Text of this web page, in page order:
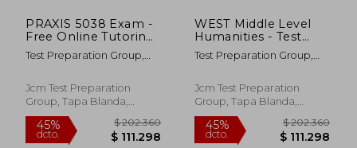
45%
dcto.
$ 237.748
$ 130.761
45%
dcto. $
PRAXIS 5038 Exam -
Free Online Tutoring
- The latest strategies
to pass your exam.
Test Preparation Group,
Jcm Test Preparation
Group, Tapa Blanda,
Nuevo
WEST Middle Level
Humanities - Test
Taking Strategies:
WEST-E 043 Exam -
- New 2020 Edition -
The latest strategies
Inglés)
Test Preparation Group,
Jcm Test Preparation
Group, Tapa Blanda,
Nuevo